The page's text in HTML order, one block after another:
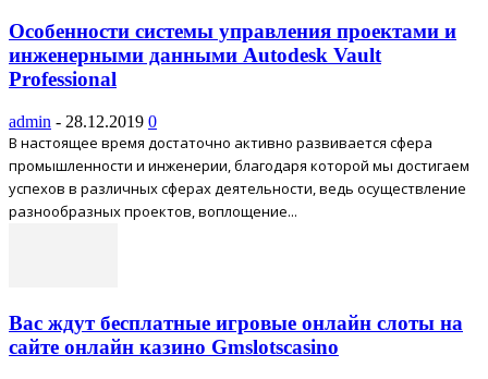
Особенности системы управления проектами и
инженерными данными Autodesk Vault
Professional
admin - 28.12.2019 0
В настоящее время достаточно активно развивается сфера
промышленности и инженерии, благодаря которой мы достигаем
успехов в различных сферах деятельности, ведь осуществление
разнообразных проектов, воплощение...
Вас ждут бесплатные игровые онлайн слоты на
сайте онлайн казино Gmslotscasino